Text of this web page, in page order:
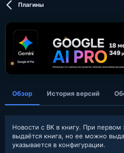
о
д
а
н
и
Плагины
Обзор История версий
Новости с ВК в книгу. При первом
выдаётся книга, но ее можно
указывается в конфигурации.